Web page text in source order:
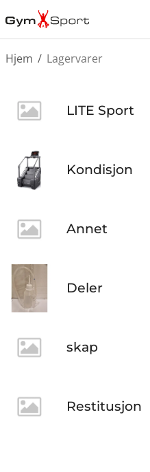
/
Hjem Lagervarer
LITE Sport
Kondisjon
Annet
Deler
skap
Restitusjon